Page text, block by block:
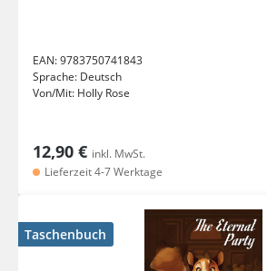
EAN:9783750741843
Sprache: Deutsch
Von/Mit: Holly Rose
12,90 € inkl. MwSt.
Lieferzeit 4-7 Werktage
Taschenbuch